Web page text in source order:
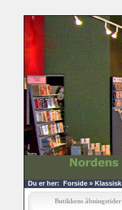
Du er her: Forside » Klassisk
Butikkens åbningstider